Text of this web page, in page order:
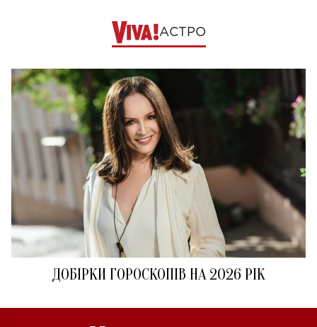
АСТРО
ДОБІРКИ ГОРОСКОПІВ НА 2026 РІК